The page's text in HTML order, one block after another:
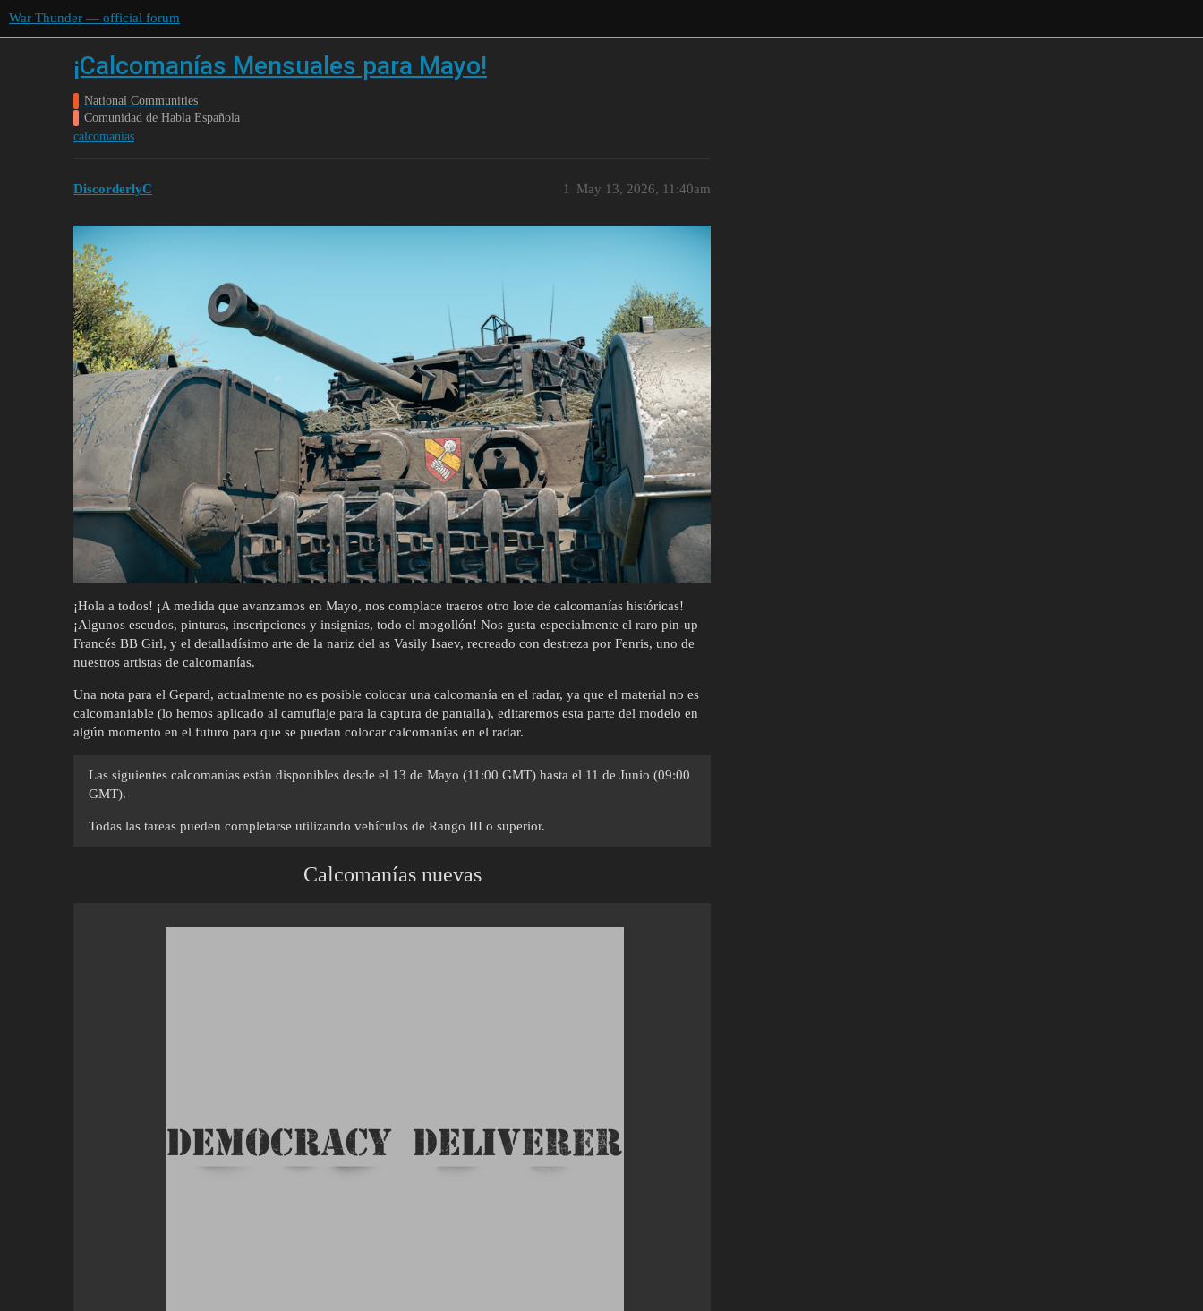
War Thunder — official forum
¡Calcomanías Mensuales para Mayo!
National Communities
Comunidad de Habla Española
calcomanías
DiscorderlyC May 13, 2026, 11:40am
1
¡Hola a todos! ¡A medida que avanzamos en Mayo, nos complace traeros otro lote de calcomanías históricas!
¡Algunos escudos, pinturas, inscripciones y insignias, todo el mogollón! Nos gusta especialmente el raro pin-up
Francés BB Girl, y el detalladísimo arte de la nariz del as Vasily Isaev, recreado con destreza por Fenris, uno de
nuestros artistas de calcomanías.
Una nota para el Gepard, actualmente no es posible colocar una calcomanía en el radar, ya que el material no es
calcomaniable (lo hemos aplicado al camuflaje para la captura de pantalla), editaremos esta parte del modelo en
algún momento en el futuro para que se puedan colocar calcomanías en el radar.
Las siguientes calcomanías están disponibles desde el 13 de Mayo (11:00 GMT) hasta el 11 de Junio (09:00
GMT).
Todas las tareas pueden completarse utilizando vehículos de Rango III o superior.
Calcomanías nuevas